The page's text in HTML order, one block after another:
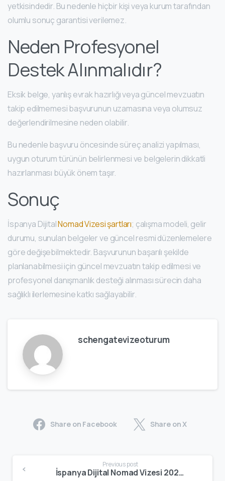
yetkisindedir. Bu nedenle hiçbir kişi veya kurum tarafından
olumlu sonuç garantisi verilemez.
Neden Profesyonel
Destek Alınmalıdır?
Eksik belge, yanlış evrak hazırlığı veya güncel mevzuatın
takip edilmemesi başvurunun uzamasına veya olumsuz
değerlendirilmesine neden olabilir.
Bu nedenle başvuru öncesinde süreç analizi yapılması,
uygun oturum türünün belirlenmesi ve belgelerin dikkatli
hazırlanması büyük önem taşır.
Sonuç
İspanya DijitalNomad Vizesi şartları; çalışma modeli, gelir
durumu, sunulan belgeler ve güncel resmi düzenlemelere
göre değişebilmektedir. Başvurunun başarılı şekilde
planlanabilmesi için güncel mevzuatın takip edilmesi ve
profesyonel danışmanlık desteği alınması sürecin daha
sağlıklı ilerlemesine katkı sağlayabilir.
schengatevizeoturum
Share on Facebook Share on X
Previous post
İspanya Dijital Nomad Vizesi 2026: Şartlar, Başvuru Süreci ve Merak Edilenler